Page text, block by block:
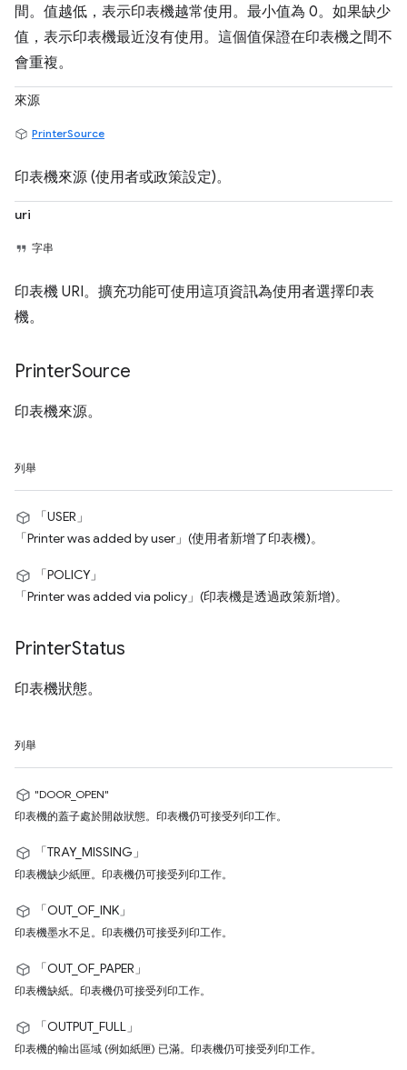
間。值越低，表示印表機越常使用。最小值為 0。如果缺少
值，表示印表機最近沒有使用。這個值保證在印表機之間不
會重複。
來源
PrinterSource
印表機來源 (使用者或政策設定)。
uri
字串
印表機 URI。擴充功能可使用這項資訊為使用者選擇印表
機。
PrinterSource
印表機來源。
列舉
「USER」
「Printer was added by user」(使用者新增了印表機)。
「POLICY」
「Printer was added via policy」(印表機是透過政策新增)。
PrinterStatus
印表機狀態。
列舉
"DOOR_OPEN"
印表機的蓋子處於開啟狀態。印表機仍可接受列印工作。
「TRAY_MISSING」
印表機缺少紙匣。印表機仍可接受列印工作。
「OUT_OF_INK」
印表機墨水不足。印表機仍可接受列印工作。
「OUT_OF_PAPER」
印表機缺紙。印表機仍可接受列印工作。
「OUTPUT_FULL」
印表機的輸出區域 (例如紙匣) 已滿。印表機仍可接受列印工作。